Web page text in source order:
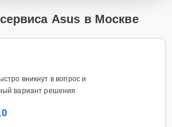
Asus в Москве
вникнут в вопрос и
вариант решения